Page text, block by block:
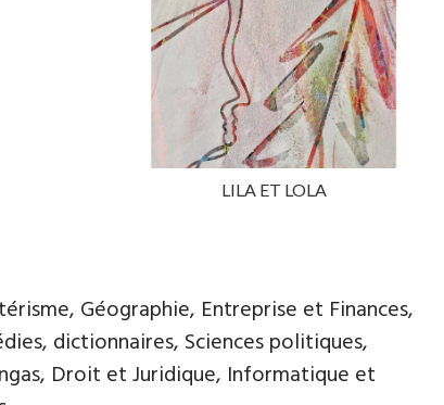
LILA ET LOLA
Géographie, Entreprise et Finances,
dictionnaires, Sciences politiques,
Droit et Juridique, Informatique et